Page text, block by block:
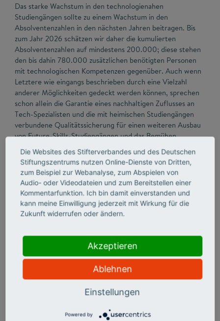
Das starke Wachstum in den technologienahen
Studiengängen sollte zu einem Wachstum in den
Absolventenzahlen in den nächsten Jahren beitragen. Bis
zum Jahr 2026 schätzen wir daher die kumulierten
Absolventenzahlen auf mindestens 200.000; diese stehen
den bis dahin 780.000 zusätzlichen benötigten Personen
mit technologischen Kompetenzen gegenüber. Auch wenn
Letztere wie eingangs beschrieben durch eine Vielzahl
anderer Möglichkeiten gedeckt werden können, sprechen
schon allein die Garantie eines nachhaltigen Zuflusses an
Tech-Spezialisten und die mit heimischen Studiengängen
verbundene Qualitätssicherung für einen weiteren Ausbau
von Future-Skills-Studiengängen und das Bemühen,
Studierende für diese Studiengänge gewinnen zu können.
Neben den IT-Studiengängen können auch andere
Maschinenbau einen Beitrag dazu leisten, den für 2026 von
Die Websites des Stifterverbandes und des Deutschen
Stiftungszentrums nutzen Online-Dienste von Dritten,
zum Beispiel zur Webanalyse, zum Abspielen von
Audio- oder Videodateien und zum Bereitstellen einer
Kommentarfunktion. Ich bin damit einverstanden und
kann meine Einwilligung jederzeit mit Wirkung für die
Zukunft widerrufen oder ändern.
Akzeptieren
Ablehnen
Einstellungen
Powered by